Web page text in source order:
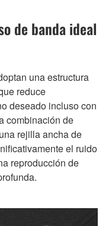
de banda ideal
una estructura
reduce
deseado incluso con
combinación de
rejilla ancha de
el ruido
reproducción de